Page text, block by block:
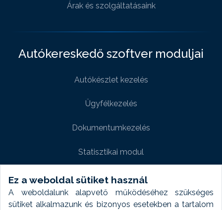
Ez a weboldal sütiket használ
A weboldalunk alapvető működéséhez szükséges
sütiket alkalmazunk és bizonyos esetekben a tartalom
Árak és szolgáltatásaink
Autókereskedő szoftver moduljai
Autókészlet kezelés
Ügyfélkezelés
Dokumentumkezelés
Statisztikai modul
Weboldal modul
Fényképtár extra modul